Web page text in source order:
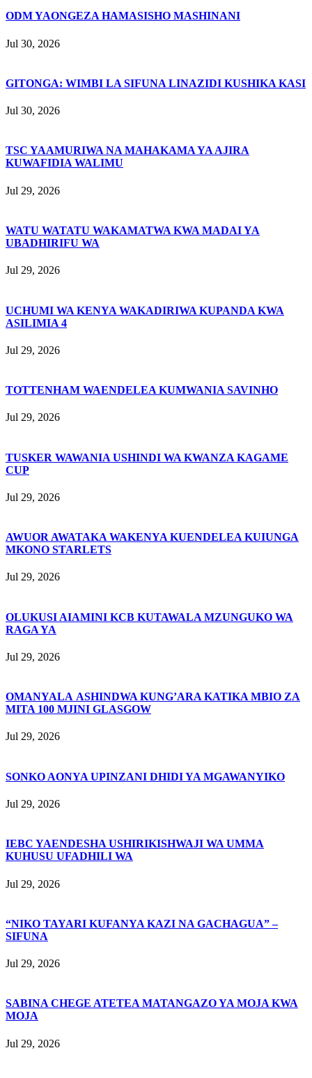
ODM YAONGEZA HAMASISHO MASHINANI
Jul 30, 2026
GITONGA: WIMBI LA SIFUNA LINAZIDI KUSHIKA KASI
Jul 30, 2026
TSC YAAMURIWA NA MAHAKAMA YA AJIRA
KUWAFIDIA WALIMU
Jul 29, 2026
WATU WATATU WAKAMATWA KWA MADAI YA
UBADHIRIFU WA
Jul 29, 2026
UCHUMI WA KENYA WAKADIRIWA KUPANDA KWA
ASILIMIA 4
Jul 29, 2026
TOTTENHAM WAENDELEA KUMWANIA SAVINHO
Jul 29, 2026
TUSKER WAWANIA USHINDI WA KWANZA KAGAME
CUP
Jul 29, 2026
AWUOR AWATAKA WAKENYA KUENDELEA KUIUNGA
MKONO STARLETS
Jul 29, 2026
OLUKUSI AIAMINI KCB KUTAWALA MZUNGUKO WA
RAGA YA
Jul 29, 2026
OMANYALA ASHINDWA KUNG’ARA KATIKA MBIO ZA
MITA 100 MJINI GLASGOW
Jul 29, 2026
SONKO AONYA UPINZANI DHIDI YA MGAWANYIKO
Jul 29, 2026
IEBC YAENDESHA USHIRIKISHWAJI WA UMMA
KUHUSU UFADHILI WA
Jul 29, 2026
“NIKO TAYARI KUFANYA KAZI NA GACHAGUA” –
SIFUNA
Jul 29, 2026
SABINA CHEGE ATETEA MATANGAZO YA MOJA KWA
MOJA
Jul 29, 2026